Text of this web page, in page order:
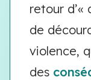
retour d’«
de
violence,
des